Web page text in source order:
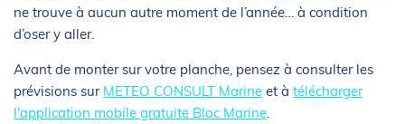
ne trouve à aucun autre moment de l’année… à condition
d’oser y aller.
Avant de monter sur votre planche, pensez à consulter les
prévisions sur METEO CONSULT Marine et à télécharger
l'application mobile gratuite Bloc Marine.